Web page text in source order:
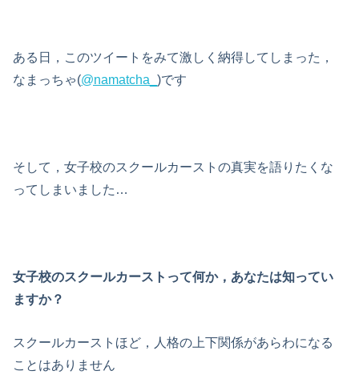
ある日，このツイートをみて激しく納得してしまった，
なまっちゃ(@namatcha_)です
そして，女子校のスクールカーストの真実を語りたくな
ってしまいました…
女子校のスクールカーストって何か，あなたは知ってい
ますか？
スクールカーストほど，人格の上下関係があらわになる
ことはありません